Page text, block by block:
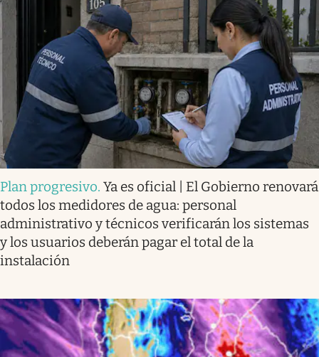
Plan progresivo. Ya es oficial | El Gobierno renovará
todos los medidores de agua: personal
administrativo y técnicos verificarán los sistemas
y los usuarios deberán pagar el total de la
instalación